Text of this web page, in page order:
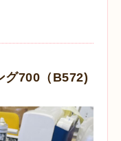
700（B572)